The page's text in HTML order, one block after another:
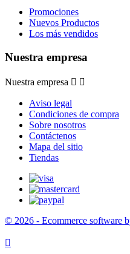
Promociones
Nuevos Productos
Los más vendidos
Nuestra empresa
Nuestra empresa  
Aviso legal
Condiciones de compra
Sobre nosotros
Contáctenos
Mapa del sitio
Tiendas
© 2026 - Ecommerce software
